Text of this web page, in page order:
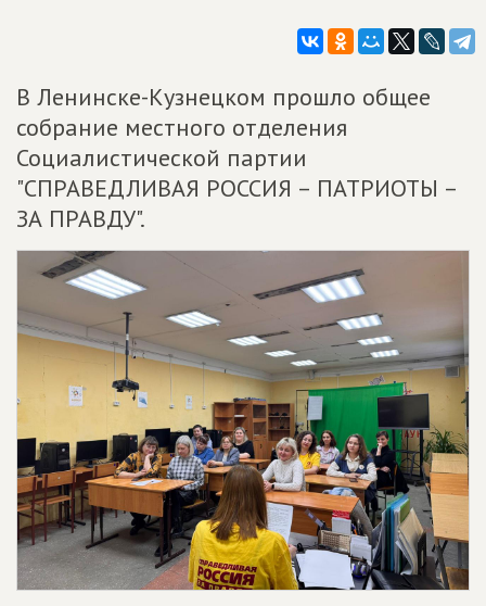
В Ленинске-Кузнецком прошло общее
собрание местного отделения
Социалистической партии
"СПРАВЕДЛИВАЯ РОССИЯ – ПАТРИОТЫ –
ЗА ПРАВДУ".